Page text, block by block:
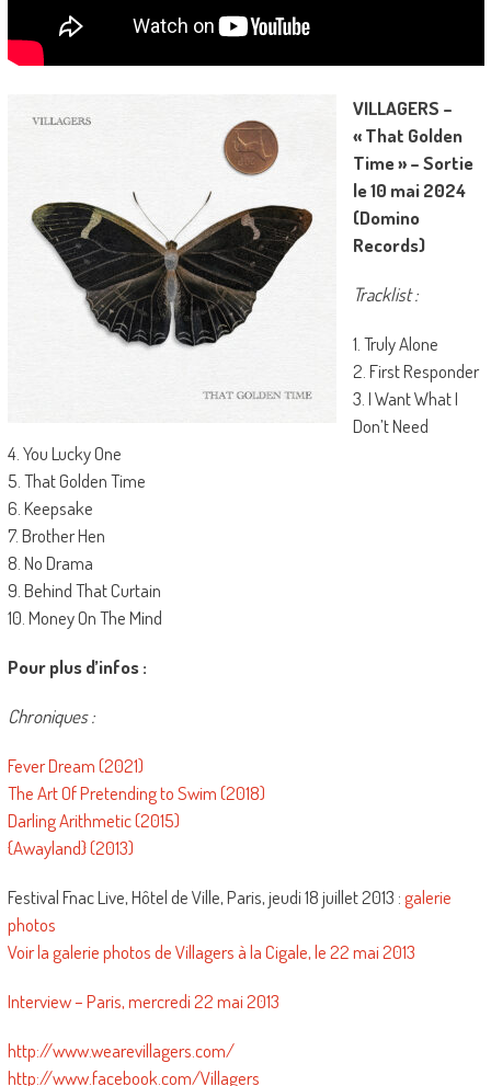
VILLAGERS –
« That Golden
Time » – Sortie
le 10 mai 2024
(Domino
Records)
Tracklist :
1. Truly Alone
2. First Responder
3. I Want What I
Don’t Need
4. You Lucky One
5. That Golden Time
6. Keepsake
7. Brother Hen
8. No Drama
9. Behind That Curtain
10. Money On The Mind
Pour plus d’infos :
Chroniques :
Fever Dream (2021)
The Art Of Pretending to Swim (2018)
Darling Arithmetic (2015)
{Awayland} (2013)
Festival Fnac Live, Hôtel de Ville, Paris, jeudi 18 juillet 2013 :galerie
photos
Voir la galerie photos de Villagers à la Cigale, le 22 mai 2013
Interview – Paris, mercredi 22 mai 2013
http://www.wearevillagers.com/
http://www.facebook.com/Villagers